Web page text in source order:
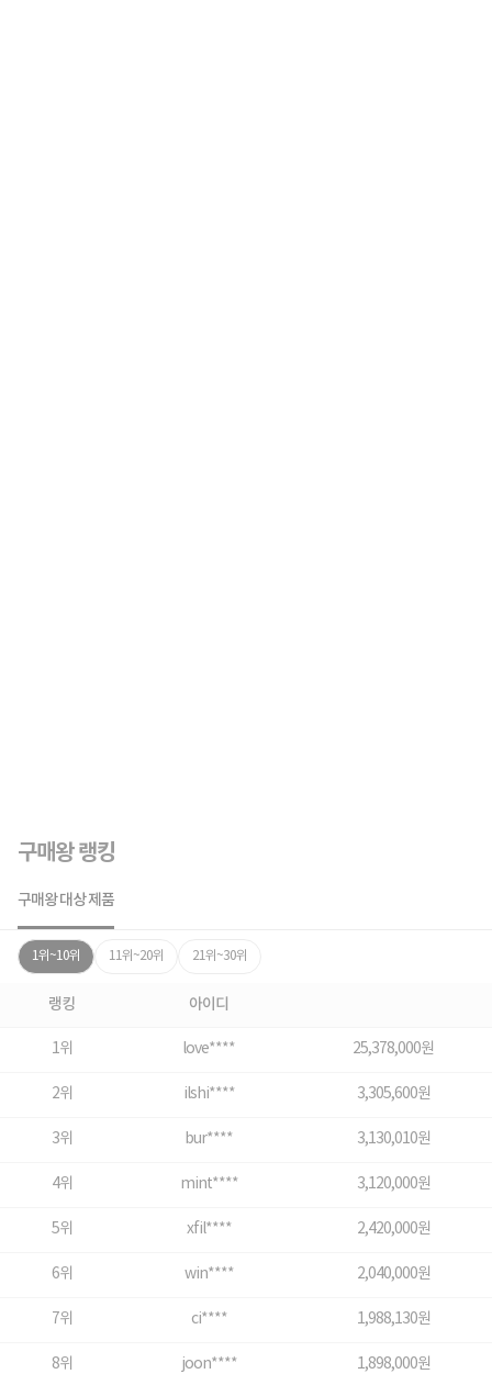
구매왕 랭킹
구매왕 대상 제품
1위~10위 11위~20위 21위~30위
랭킹 아이디
1위 love**** 25,378,000원
2위 ilshi**** 3,305,600원
3위 bur**** 3,130,010원
4위 mint**** 3,120,000원
5위 xfil**** 2,420,000원
6위 win**** 2,040,000원
7위 ci**** 1,988,130원
8위 joon**** 1,898,000원